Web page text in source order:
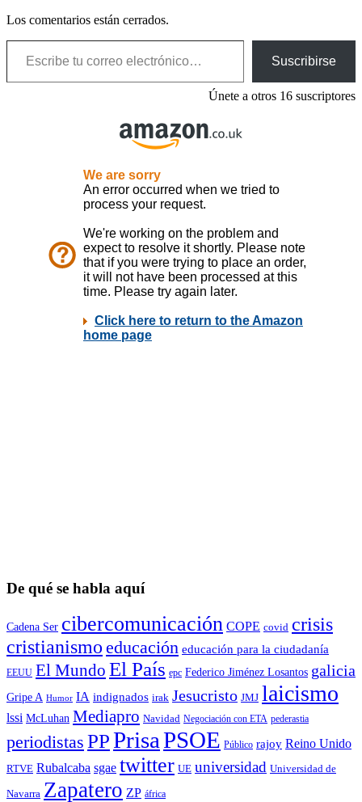
Los comentarios están cerrados.
Escribe tu correo electrónico…
Suscribirse
Únete a otros 16 suscriptores
De qué se habla aquí
Cadena Ser cibercomunicación COPE covid crisis
cristianismo educación educación para la ciudadaní­a
EEUU El Mundo El País epc Federico Jiménez Losantos galicia
Gripe A Humor IA indignados irak Jesucristo JMJ laicismo
lssi McLuhan Mediapro Navidad Negociación con ETA pederastia
periodistas PPPrisaPSOE Público rajoy Reino Unido
RTVE Rubalcaba sgae twitter UE universidad Universidad de
Navarra Zapatero ZP áfrica